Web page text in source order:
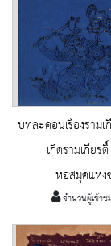
บทละคอนเรื่องราม
เกิดรามเกียร
หอสมุดแห่ง
จำนวนผู้เข้าช